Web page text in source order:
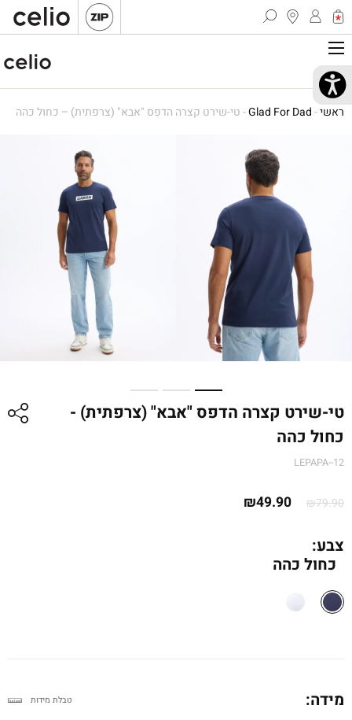
ראשי-
Glad For Dad
-טי-שירט קצרה הדפס "אבא" (צרפתית) – כחול כהה
טי-שירט קצרה הדפס "אבא" (צרפתית) -
כחול כהה
LEPAPA--12
₪79.90
המחיר
₪79.90.
₪49.90
צבע:
כחול כהה
מידה: טבלת מידות